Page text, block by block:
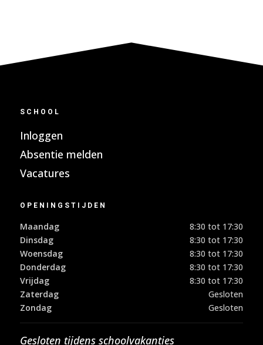
SCHOOL
Inloggen
Absentie melden
Vacatures
OPENINGSTIJDEN
Maandag
8:30 tot 17:30
Dinsdag
8:30 tot 17:30
Woensdag
8:30 tot 17:30
Donderdag
8:30 tot 17:30
Vrijdag
8:30 tot 17:30
Zaterdag
Gesloten
Zondag
Gesloten
Gesloten tijdens schoolvakanties